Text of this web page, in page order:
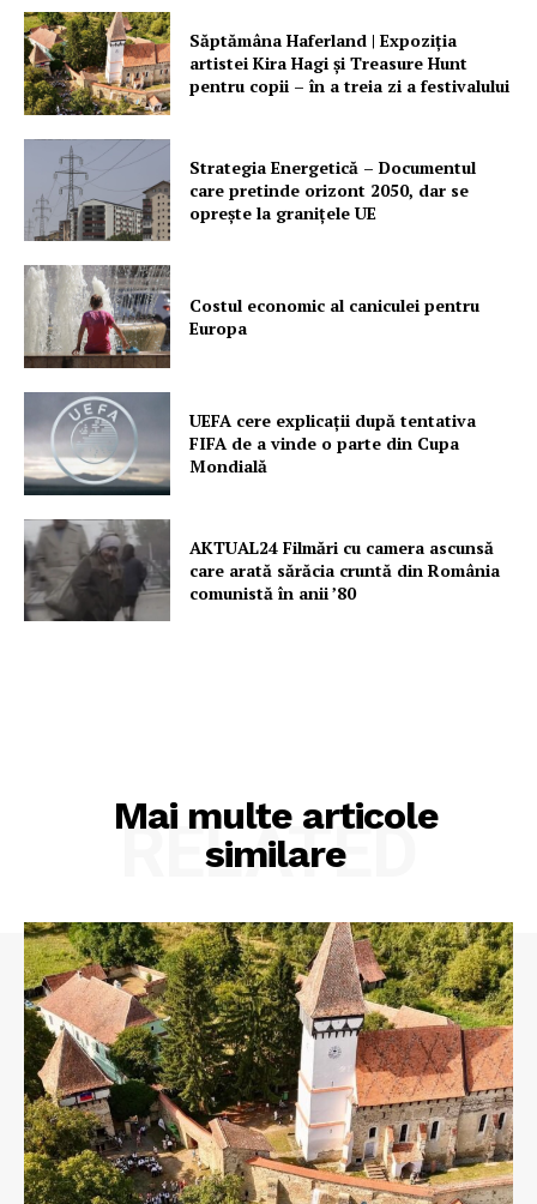
FREEDOM HOUSE ROMÂNIA
PRESShub
Despre noi / Echipa
Proiecte editoriale
Rețea
Contact
Săptămâna Haferland | Expoziţia
artistei Kira Hagi şi Treasure Hunt
pentru copii – în a treia zi a festivalului
Strategia Energetică – Documentul
care pretinde orizont 2050, dar se
oprește la granițele UE
Costul economic al caniculei pentru
Europa
UEFA cere explicații după tentativa
FIFA de a vinde o parte din Cupa
Mondială
AKTUAL24 Filmări cu camera ascunsă
care arată sărăcia cruntă din România
comunistă în anii ’80
Mai multe articole
similare
RELATED